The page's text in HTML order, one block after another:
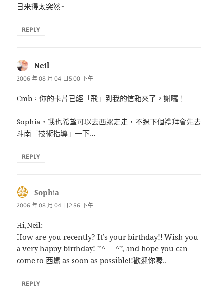
日来得太突然~
REPLY
Neil
示:
2006 年 08 月 04 日5:00 下午
Cmb，你的卡片已經「飛」到我的信箱來了，謝囉！
Sophia，我也希望可以去西螺走走，不過下個禮拜會先去
斗南「技術指導」一下…
REPLY
Sophia
示:
2006 年 08 月 04 日2:56 下午
Hi,Neil:
How are you recently? It’s your birthday!! Wish you
a very happy birthday! *^___^*, and hope you can
come to 西螺 as soon as possible!!歡迎你喔..
REPLY